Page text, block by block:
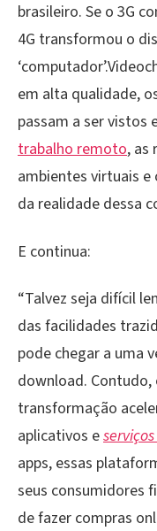
brasileiro. Se o 3G
4G transformou o
em alta qualidade,
passam a ser vistos
trabalho remoto, as
ambientes virtuais
da realidade dessa
E continua:
“Talvez seja difícil
das facilidades
pode chegar a uma
download. Contudo,
transformação
aplicativos e
apps, essas
seus consumidores
de fazer compras